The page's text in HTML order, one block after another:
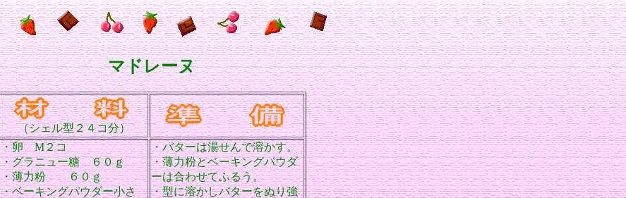
マドレーヌ
（シェル型２４コ分）
・卵 M２コ
・グラニュー糖 ６０ｇ
・薄力粉 ６０ｇ
・ベーキングパウダー小さ
・バターは湯せんで溶かす。
・薄力粉とベーキングパウダ
ーは合わせてふるう。
・型に溶かしバターをぬり強